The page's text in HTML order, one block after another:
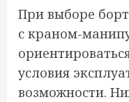
При выборе
с краном-
условия
возможности.